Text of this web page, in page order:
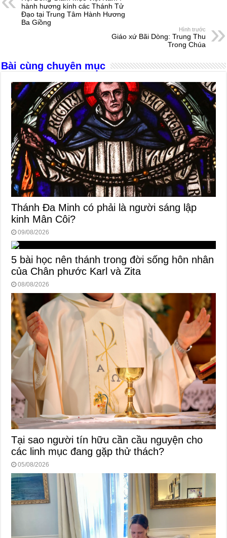
b
o
n
g
A
p
d
s
hành hương kính các Thánh Tử
Đạo tại Trung Tâm Hành Hương
Ba Giồng
Hình trước
Giáo xứ Bãi Dòng: Trung Thu
Trong Chúa
Bài cùng chuyên mục
Thánh Đa Minh có phải là người sáng lập
kinh Mân Côi?
09/08/2026
5 bài học nên thánh trong đời sống hôn nhân
của Chân phước Karl và Zita
08/08/2026
Tại sao người tín hữu cần cầu nguyện cho
các linh mục đang gặp thử thách?
05/08/2026